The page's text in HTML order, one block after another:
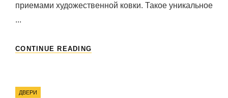
приемами художественной ковки. Такое уникальное
...
CONTINUE READING
Categories
ДВЕРИ